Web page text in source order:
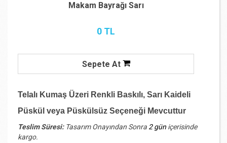
Makam Bayrağı Sarı
0 TL
Sepete At
Telalı Kumaş Üzeri Renkli Baskılı, Sarı Kaideli
Püskül veya Püskülsüz Seçeneği Mevcuttur
Teslim Süresi:Tasarım Onayından Sonra 2 gün içerisinde
kargo.